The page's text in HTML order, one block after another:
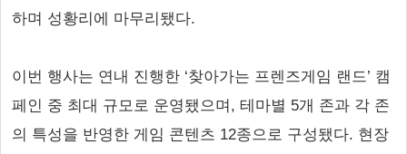
하며 성황리에 마무리됐다.
이번 행사는 연내 진행한 ‘찾아가는 프렌즈게임 랜드’ 캠
페인 중 최대 규모로 운영됐으며, 테마별 5개 존과 각 존
의 특성을 반영한 게임 콘텐츠 12종으로 구성됐다. 현장